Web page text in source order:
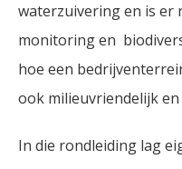
waterzuivering en is er
monitoring en
hoe een
ook milieuvriendelijk
In die rondleiding lag